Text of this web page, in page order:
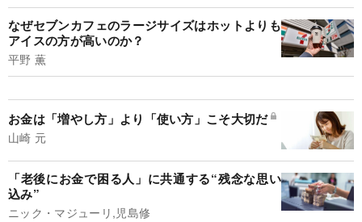
なぜセブンカフェのラージサイズはホットよりも
アイスの方が高いのか？
平野 薫
お金は「増やし方」より「使い方」こそ大切だ
山崎 元
「老後にお金で困る人」に共通する“残念な思い
込み”
ニック・マジューリ,児島修